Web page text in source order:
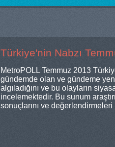
Türkiye'nin Nabzı
MetroPOLL Temmuz 2013
gündemde olan ve gündeme
algıladığını ve bu olayların
incelemektedir. Bu sunum
sonuçlarını ve